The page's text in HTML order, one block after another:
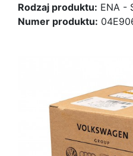
Rodzaj produktu: ENA -
Numer produktu: